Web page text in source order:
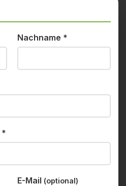
Nachname *
*
E-Mail (optional)